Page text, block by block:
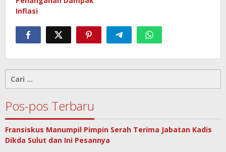
Inflasi
untuk:
Pos-pos Terbaru
Fransiskus Manumpil Pimpin Serah Terima Jabatan Kadis
Dikda Sulut dan Ini Pesannya